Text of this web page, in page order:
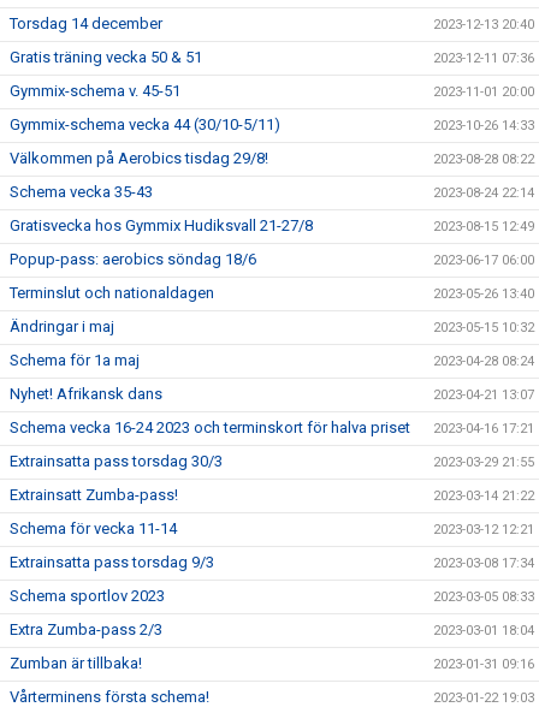
Torsdag 14 december 2023-12-13 20:40
Gratis träning vecka 50 & 51 2023-12-11 07:36
Gymmix-schema v. 45-51 2023-11-01 20:00
Gymmix-schema vecka 44 (30/10-5/11) 2023-10-26 14:33
Välkommen på Aerobics tisdag 29/8! 2023-08-28 08:22
Schema vecka 35-43 2023-08-24 22:14
Gratisvecka hos Gymmix Hudiksvall 21-27/8 2023-08-15 12:49
Popup-pass: aerobics söndag 18/6 2023-06-17 06:00
Terminslut och nationaldagen 2023-05-26 13:40
Ändringar i maj 2023-05-15 10:32
Schema för 1a maj 2023-04-28 08:24
Nyhet! Afrikansk dans 2023-04-21 13:07
Schema vecka 16-24 2023 och terminskort för halva priset 2023-04-16 17:21
Extrainsatta pass torsdag 30/3 2023-03-29 21:55
Extrainsatt Zumba-pass! 2023-03-14 21:22
Schema för vecka 11-14 2023-03-12 12:21
Extrainsatta pass torsdag 9/3 2023-03-08 17:34
Schema sportlov 2023 2023-03-05 08:33
Extra Zumba-pass 2/3 2023-03-01 18:04
Zumban är tillbaka! 2023-01-31 09:16
Vårterminens första schema! 2023-01-22 19:03